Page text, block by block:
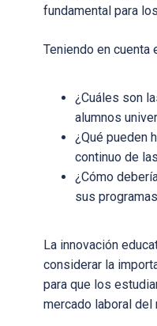
fundamental para
Teniendo en cuenta
¿Cuáles son
alumnos
¿Qué pueden
continuo de
¿Cómo
sus
La innovación
considerar la
para que los
mercado laboral del